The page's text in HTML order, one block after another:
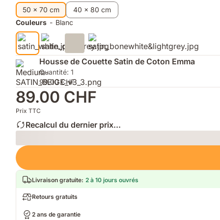
fils
ultime
sécheresse
de
la
peau
et
les
frottements
avec
les
cheveux
supplémentaires
50 x 70 cm
40 x 80 cm
Couleurs - Blanc
Housse de Couette Satin de Coton Emma
Quantité: 1
99.00 CHF
89.00 CHF
Prix TTC
Recalcul du dernier prix...
Loading
Livraison gratuite: 2 à 10 jours ouvrés
Retours gratuits
2 ans de garantie